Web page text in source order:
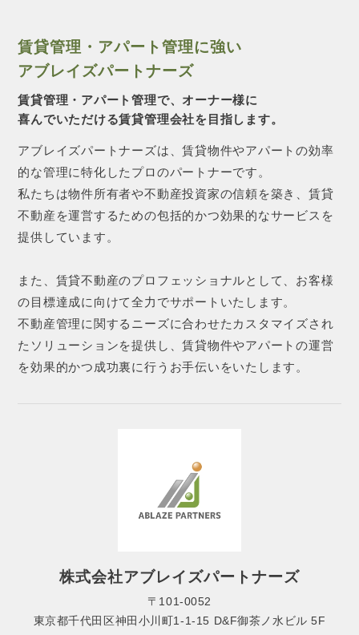
賃貸管理・アパート管理に強い
アブレイズパートナーズ
賃貸管理・アパート管理で、オーナー様に
喜んでいただける賃貸管理会社を目指します。
アブレイズパートナーズは、賃貸物件やアパートの効率
的な管理に特化したプロのパートナーです。
私たちは物件所有者や不動産投資家の信頼を築き、賃貸
不動産を運営するための包括的かつ効果的なサービスを
提供しています。
また、賃貸不動産のプロフェッショナルとして、お客様
の目標達成に向けて全力でサポートいたします。
不動産管理に関するニーズに合わせたカスタマイズされ
たソリューションを提供し、賃貸物件やアパートの運営
を効果的かつ成功裏に行うお手伝いをいたします。
株式会社アブレイズパートナーズ
〒101-0052
東京都千代田区神田小川町1-1-15 D&F御茶ノ水ビル 5F